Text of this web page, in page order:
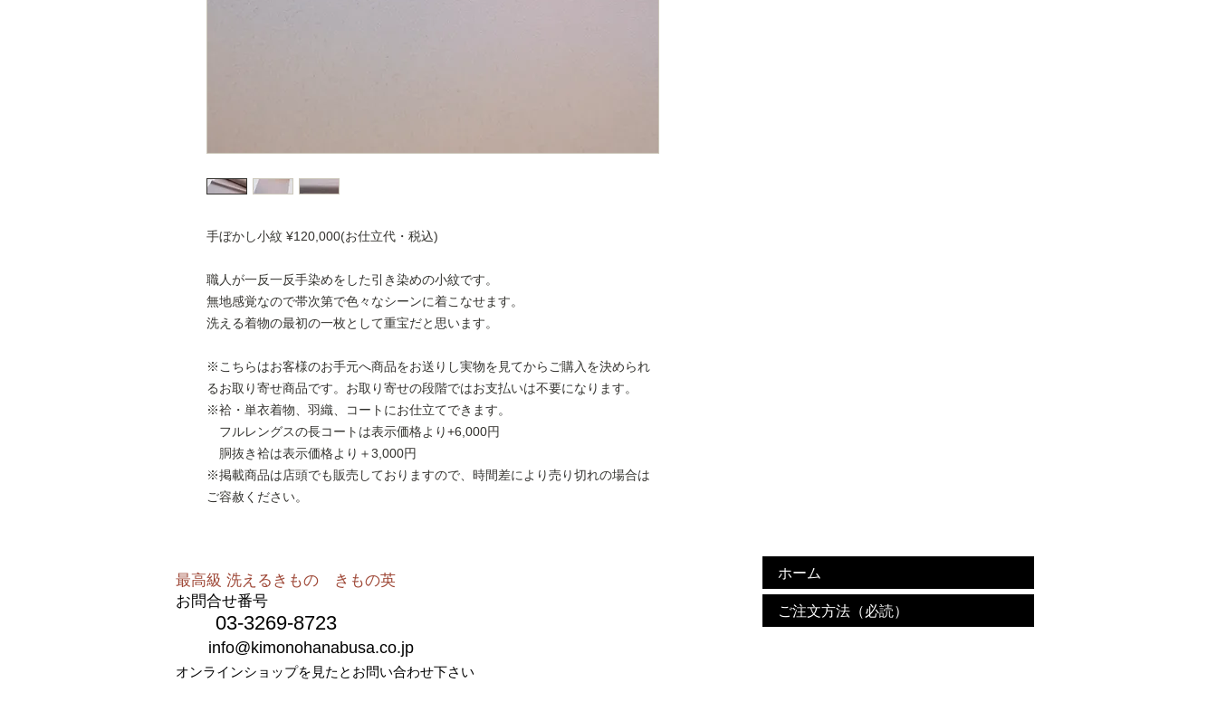
手ぼかし小紋 ¥120,000(お仕立代・税込)
職人が一反一反手染めをした引き染めの小紋です。
無地感覚なので帯次第で色々なシーンに着こなせます。
洗える着物の最初の一枚として重宝だと思います。
※こちらはお客様のお手元へ商品をお送りし実物を見てからご購入を決められ
るお取り寄せ商品です。お取り寄せの段階ではお支払いは不要になります。
※袷・単衣着物、羽織、コートにお仕立てできます。
フルレングスの長コートは表示価格より+6,000円
胴抜き袷は表示価格より＋3,000円
※掲載商品は店頭でも販売しておりますので、時間差により売り切れの場合は
ご容赦ください。
最高級 洗えるきもの きもの英​​
お問合せ番号
03-3269-8723
info@kimonohanabusa.co.jp
オンラインショップを見たとお問い合わせ下さい
ホーム
ご注文方法（必読）